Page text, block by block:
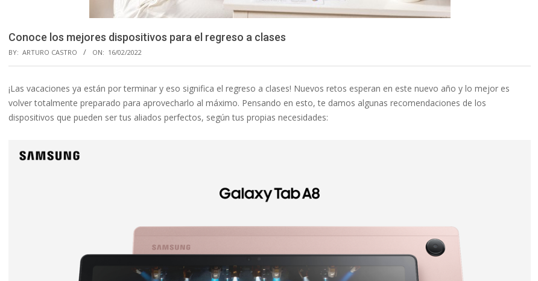
Conoce los mejores dispositivos para el regreso a clases
BY: ARTURO CASTRO ON: 16/02/2022
¡Las vacaciones ya están por terminar y eso significa el regreso a clases! Nuevos retos esperan en este nuevo año y lo mejor es
volver totalmente preparado para aprovecharlo al máximo. Pensando en esto, te damos algunas recomendaciones de los
dispositivos que pueden ser tus aliados perfectos, según tus propias necesidades: